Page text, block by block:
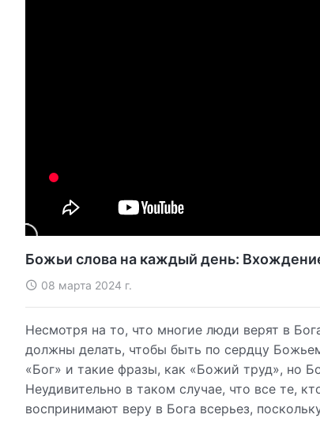
Божьи слова на каждый день:
08 марта 2024 г.
Несмотря на то, что многие люди верят в
должны делать, чтобы быть по сердцу
«Бог» и такие фразы, как «Божий труд», но
Неудивительно в таком случае, что все те,
воспринимают веру в Бога всерьез,